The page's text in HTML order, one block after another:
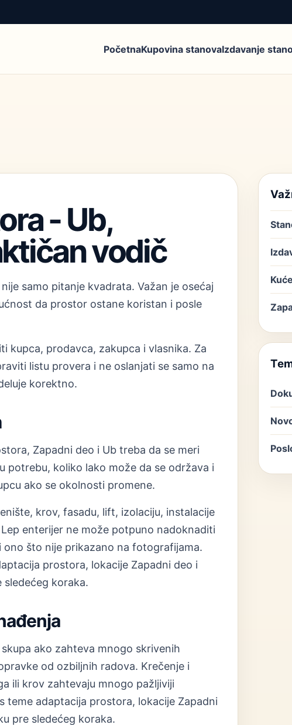
PočetnaKupovina stanovaIzdavanje
- Ub,
vodič
samo pitanje kvadrata. Važan je osećaj
da prostor ostane koristan i posle
kupca, prodavca, zakupca i vlasnika. Za
listu provera i ne oslanjati se samo na
korektno.
Zapadni deo i Ub treba da se meri
potrebu, koliko lako može da se održava i
ako se okolnosti promene.
krov, fasadu, lift, izolaciju, instalacije
enterijer ne može potpuno nadoknaditi
što nije prikazano na fotografijama.
prostora, lokacije Zapadni deo i
sledećeg koraka.
ako zahteva mnogo skrivenih
od ozbiljnih radova. Krečenje i
ili krov zahtevaju mnogo pažljiviji
adaptacija prostora, lokacije Zapadni
pre sledećeg koraka.